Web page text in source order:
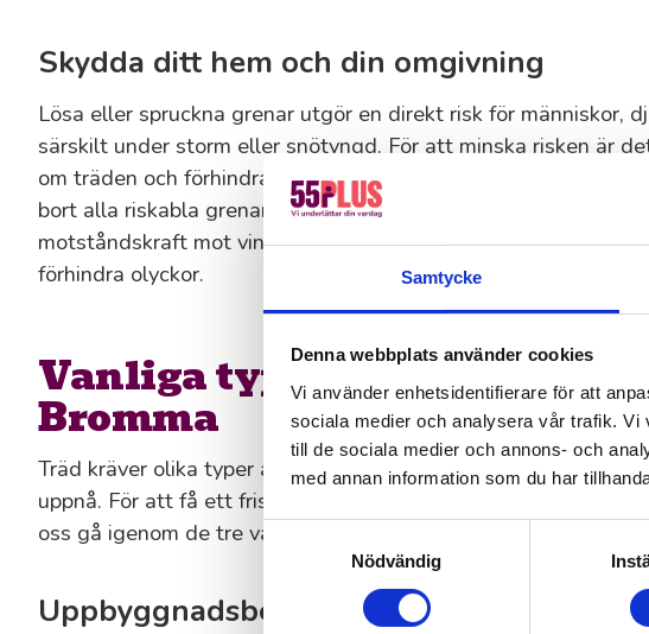
Samtycke
Denna webbplats använder cookies
Vi använder enhetsidentifierare för att
sociala medier och analysera vår trafik. Vi
till de sociala medier och annons- och
med annan information som du har
Samtyckesval
Nödvändig
Skydda ditt hem och din omgivning
Lösa eller spruckna grenar utgör en direkt risk för människor,
särskilt under storm eller snötyngd. För att minska risken är
om träden och förhindra att de blir farliga. När vi utför
bort alla riskabla grenar nära byggnader, vägar och
motståndskraft mot vindbrott. I tätbebyggda områden är
förhindra olyckor.
Vanliga typer av
Bromma
Träd kräver olika typer av beskärning beroende på deras
uppnå. För att få ett friskt och välväxande träd gäller det att
oss gå igenom de tre vanligaste metoderna.
Uppbyggnadsbeskärning